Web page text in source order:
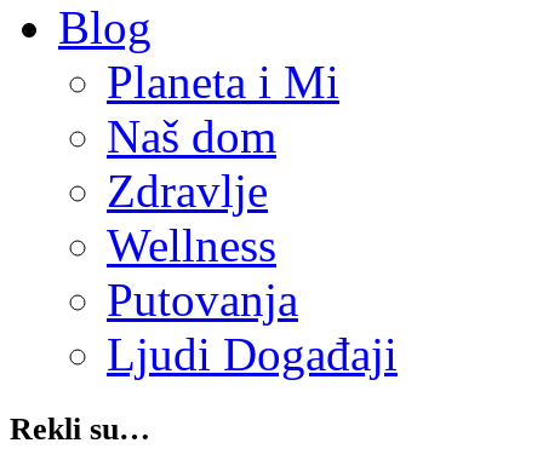
Blog
Planeta i Mi
Naš dom
Zdravlje
Wellness
Putovanja
Ljudi Događaji
Rekli su…